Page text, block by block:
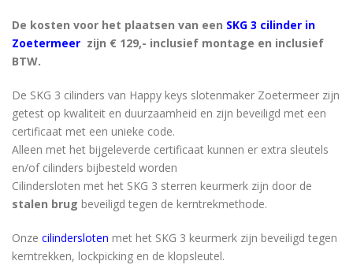
De kosten voor het plaatsen van een SKG 3 cilinder in
Zoetermeer zijn € 129,- inclusief montage en inclusief
BTW.
De SKG 3 cilinders van Happy keys slotenmaker Zoetermeer zijn
getest op kwaliteit en duurzaamheid en zijn beveiligd met een
certificaat met een unieke code.
Alleen met het bijgeleverde certificaat kunnen er extra sleutels
en/of cilinders bijbesteld worden
Cilindersloten met het SKG 3 sterren keurmerk zijn door de
stalen brug beveiligd tegen de kerntrekmethode.
Onze cilindersloten met het SKG 3 keurmerk zijn beveiligd tegen
kerntrekken, lockpicking en de klopsleutel.